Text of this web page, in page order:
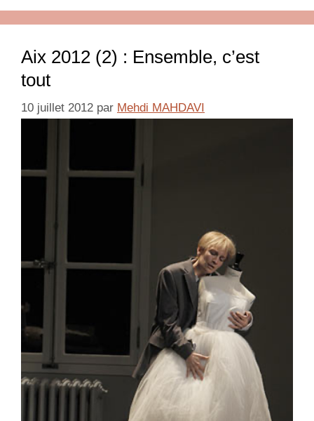
Aix 2012 (2) : Ensemble, c’est
tout
10 juillet 2012 par Mehdi MAHDAVI